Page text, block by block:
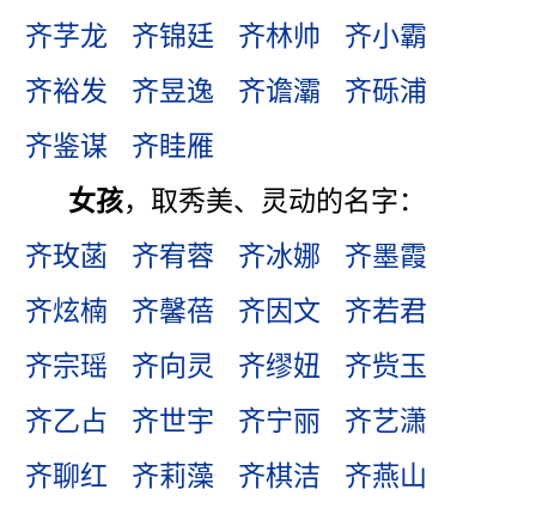
齐芓龙
齐锦廷 齐林帅
齐小霸
齐裕发
齐昱逸 齐谵灞
齐砾浦
齐鉴谋
齐眭雁
女孩，取秀美、灵动的名字：
齐玫菡
齐宥蓉 齐冰娜
齐墨霞
齐炫楠
齐馨蓓 齐因文
齐若君
齐宗瑶
齐向灵 齐缪妞
齐赀玉
齐乙占
齐世宇 齐宁丽
齐艺潇
齐聊红
齐莉藻 齐棋洁
齐燕山